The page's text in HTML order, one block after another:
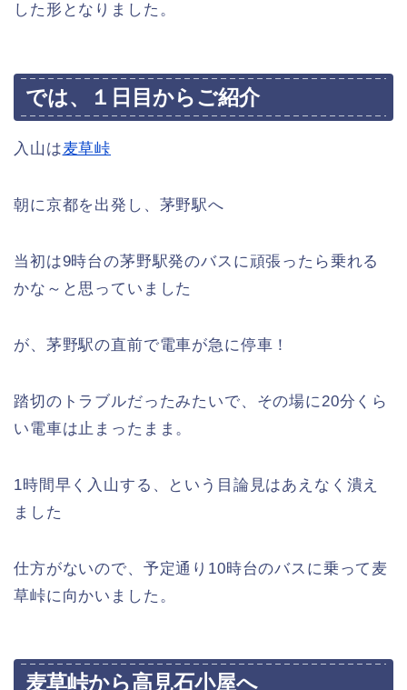
した形となりました。
では、１日目からご紹介
入山は麦草峠
朝に京都を出発し、茅野駅へ
当初は9時台の茅野駅発のバスに頑張ったら乗れる
かな～と思っていました
が、茅野駅の直前で電車が急に停車！
踏切のトラブルだったみたいで、その場に20分くら
い電車は止まったまま。
1時間早く入山する、という目論見はあえなく潰え
ました
仕方がないので、予定通り10時台のバスに乗って麦
草峠に向かいました。
麦草峠から高見石小屋へ